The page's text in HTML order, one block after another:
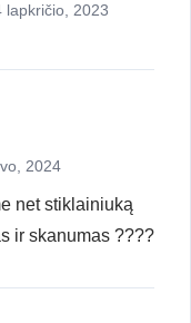
lapkričio, 2023
2024
net stiklainiuką
ir skanumas ????